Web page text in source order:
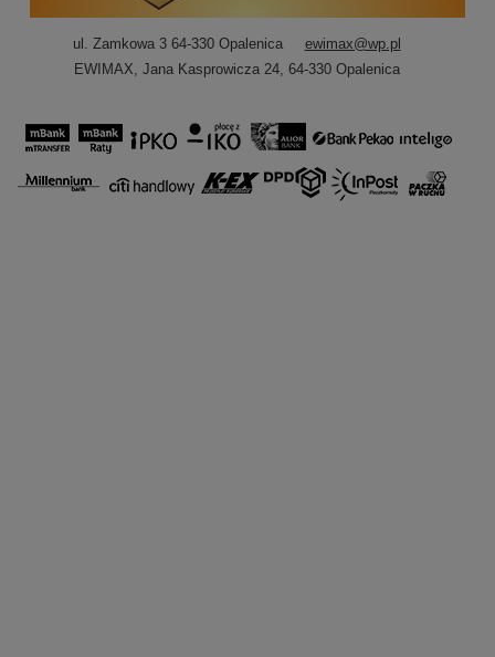
ul. Zamkowa 3 64-330 Opalenica
ewimax@wp.pl
EWIMAX Jana Kasprowicza 24, 64-330Opalenica